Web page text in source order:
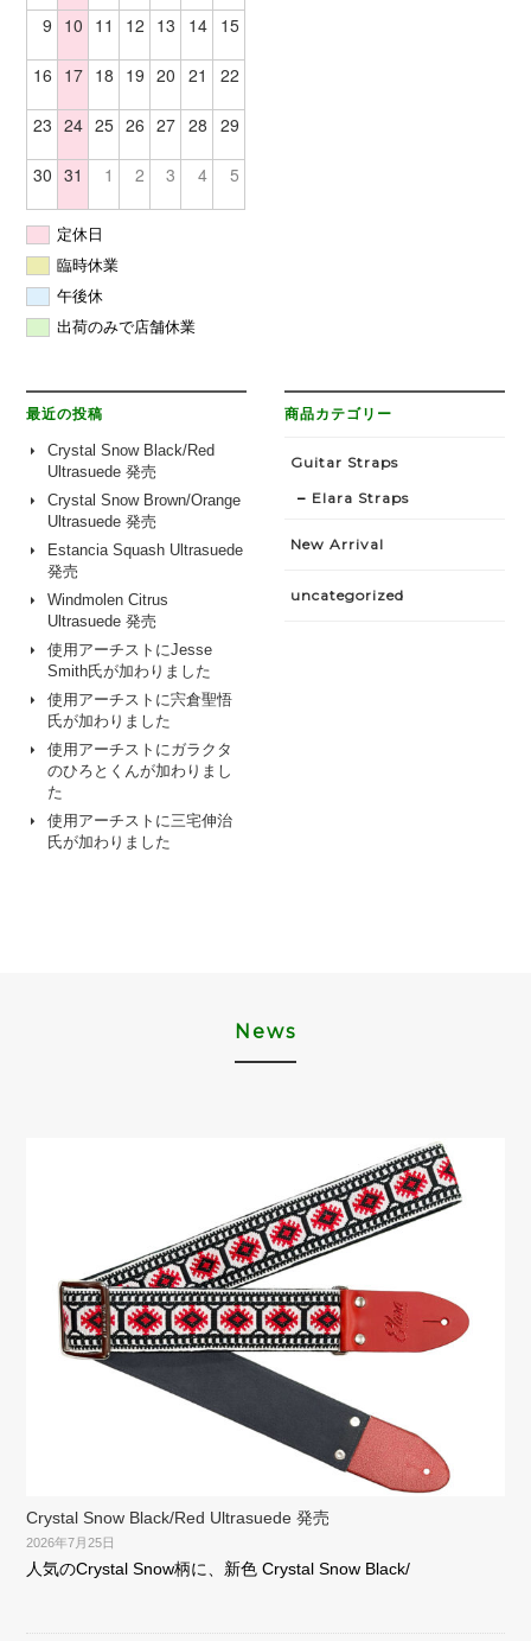
9 10 11 12 13 14 15
16 17 18 19 20 21 22
23 24 25 26 27 28 29
30 31 1 2 3 4 5
定休日
臨時休業
午後休
出荷のみで店舗休業
最近の投稿
Crystal Snow Black/Red
Ultrasuede 発売
Crystal Snow Brown/Orange
Ultrasuede 発売
Estancia Squash Ultrasuede
発売
Windmolen Citrus
Ultrasuede 発売
使用アーチストにJesse
Smith氏が加わりました
使用アーチストに宍倉聖悟
氏が加わりました
使用アーチストにガラクタ
のひろとくんが加わりまし
た
使用アーチストに三宅伸治
氏が加わりました
商品カテゴリー
Guitar Straps
Elara Straps
New Arrival
uncategorized
News
Crystal Snow Black/Red Ultrasuede 発売
2026年7月25日
人気のCrystal Snow柄に、新色 Crystal Snow Black/